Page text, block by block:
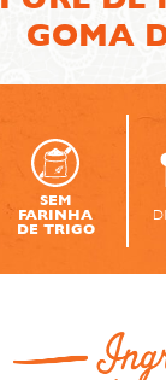
GOMA
SEM
FARINHA
DE TRIGO